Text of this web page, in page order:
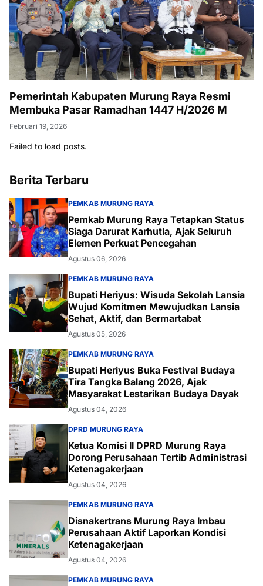
Pemerintah Kabupaten Murung Raya Resmi
Membuka Pasar Ramadhan 1447 H/2026 M
Februari 19, 2026
Failed to load posts.
Berita Terbaru
PEMKAB MURUNG RAYA
Pemkab Murung Raya Tetapkan Status
Siaga Darurat Karhutla, Ajak Seluruh
Elemen Perkuat Pencegahan
Agustus 06, 2026
PEMKAB MURUNG RAYA
Bupati Heriyus: Wisuda Sekolah Lansia
Wujud Komitmen Mewujudkan Lansia
Sehat, Aktif, dan Bermartabat
Agustus 05, 2026
PEMKAB MURUNG RAYA
Bupati Heriyus Buka Festival Budaya
Tira Tangka Balang 2026, Ajak
Masyarakat Lestarikan Budaya Dayak
Agustus 04, 2026
DPRD MURUNG RAYA
Ketua Komisi II DPRD Murung Raya
Dorong Perusahaan Tertib Administrasi
Ketenagakerjaan
Agustus 04, 2026
PEMKAB MURUNG RAYA
Disnakertrans Murung Raya Imbau
Perusahaan Aktif Laporkan Kondisi
Ketenagakerjaan
Agustus 04, 2026
PEMKAB MURUNG RAYA